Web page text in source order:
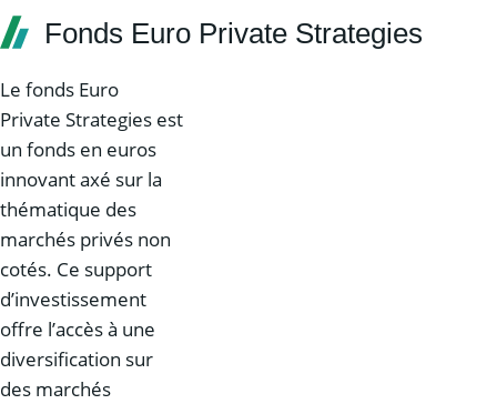
Fonds Euro Private Strategies
Le fonds Euro
Private Strategies est
un fonds en euros
innovant axé sur la
thématique des
marchés privés non
cotés. Ce support
d’investissement
offre l’accès à une
diversification sur
des marchés